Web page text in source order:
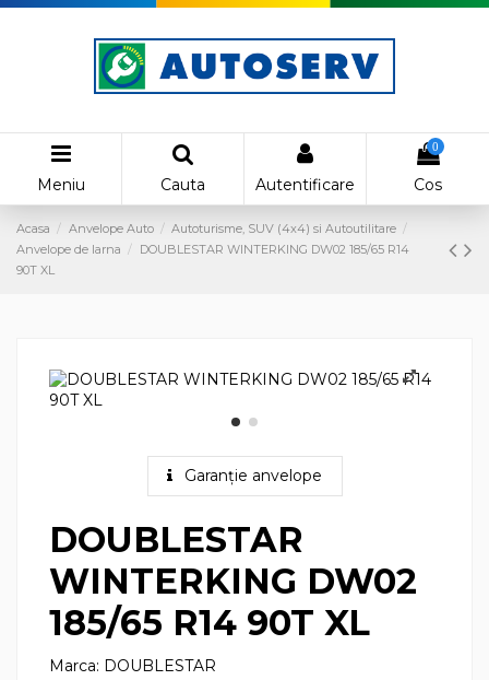
Meniu Cauta Autentificare
0
Cos
Acasa Anvelope Auto
Autoturisme, SUV (4x4) si Autoutilitare
Anvelope de Iarna
DOUBLESTAR WINTERKING DW02 185/65 R14
90T XL
Garanție anvelope
DOUBLESTAR
WINTERKING DW02
185/65 R14 90T XL
Marca: DOUBLESTAR